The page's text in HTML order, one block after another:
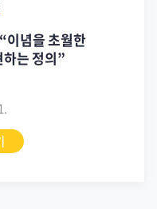
이념을 초월한
는 정의”